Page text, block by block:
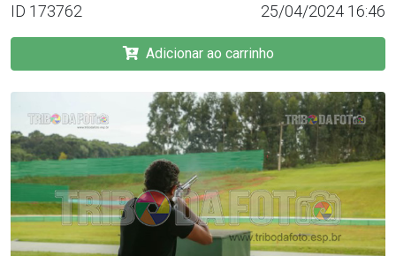
ID 173762 25/04/2024 16:46
Adicionar ao carrinho